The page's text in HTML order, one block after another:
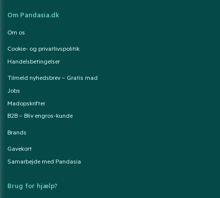
Om Pandasia.dk
Om os
Cookie- og privatlivspolitik
Handelsbetingelser
Tilmeld nyhedsbrev – Gratis mad
Jobs
Madopskrifter
B2B – Bliv engros-kunde
Brands
Gavekort
Samarbejde med Pandasia
Brug for hjælp?